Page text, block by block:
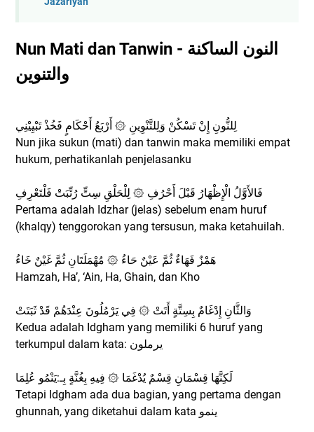
Nun Mati dan Tanwin - ﺍﻟﻨﻮﻥ ﺍﻟﺴﺎﻛﻨﺔ
ﻭﺍﻟﺘﻨﻮﻳﻦ
لِلنُّونِ إِنْ تَسْكُنْ وَلِلتَّنْوِينِ ۞ أَرْبَعُ أَحْكَامٍ فَخُذْ تَبْيِيْنِي
Nun jika sukun (mati) dan tanwin maka memiliki empat
hukum, perhatikanlah penjelasanku
فَالأَوَّلُ الْإِظْهَارُ قَبْلَ أَحْرُفِ ۞ لِلْحَلْقِ سِتٍّ رُتِّبَتْ فَلْتَعْرِفِ
Pertama adalah Idzhar (jelas) sebelum enam huruf
(khalqy) tenggorokan yang tersusun, maka ketahuilah.
هَمْزٌ فَهَاءٌ ثُمَّ عَيْنٌ حَاءُ ۞ مُهْمَلَتَانِ ثُمَّ غَيْنٌ خَاءُ
Hamzah, Ha’, ‘Ain, Ha, Ghain, dan Kho
وَالثَّانِ إِدْغَامٌ بِسِتَّةٍ أَتَتْ ۞ فِي يَرْمُلُونَ عِنْدَهُمْ قَدْ ثَبَتَتْ
Kedua adalah Idgham yang memiliki 6 huruf yang
terkumpul dalam kata: ﻳﺮﻣﻠﻮﻥ
لَكِنَّهَا قِسْمَانِ قِسْمٌ يُدْغَمَا ۞ فِيهِ بِغُنَّةٍ بِـ:يَنْمُو عُلِمَا
Tetapi Idgham ada dua bagian, yang pertama dengan
ghunnah, yang diketahui dalam kata ينمو